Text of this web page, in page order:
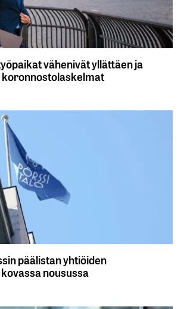
vähenivät yllättäen ja
koronnostolaskelmat
päälistan yhtiöiden
nousussa